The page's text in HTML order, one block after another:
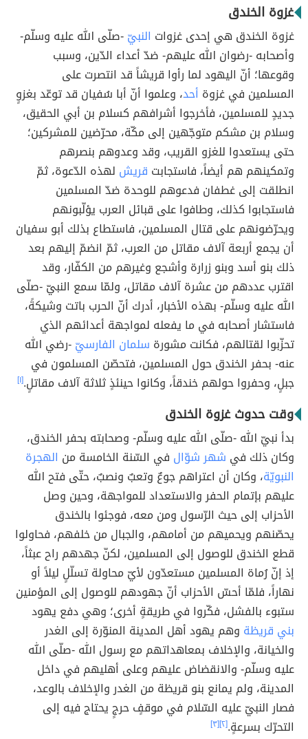
غزوة الخندق
غزوة الخندق هي إحدى غزوات النبيّ-صلّى الله عليه وسلّم-
وأصحابه -رضوان الله عليهم- ضدّ أعداء الدّين، وسبب
وقوعها؛ أنّ اليهود لما رأوا قريشاً قد انتصرت على
المسلمين في غزوة أحد، وعلموا أنّ أبا سُفيان قد توعّد بغزوٍ
جديدٍ للمسلمين، فأخرجوا أشرافهم كسلام بن أبي الحقيق،
وسلام بن مشكم متوجّهين إلى مكّة، محرّضين للمشركين؛
حتى يستعدوا للغزو القريب، وقد وعدوهم بنصرهم
وتمكينهم هم أيضاً، فاستجابت قريش لهذه الدّعوة، ثمّ
انطلقت إلى غطفان فدعوهم للوحدة ضدّ المسلمين
فاستجابوا كذلك، وطافوا على قبائل العرب يؤلّبونهم
ويحرّضونهم على قتال المسلمين، فاستطاع بذلك أبو سفيان
أن يجمع أربعة آلاف مقاتل من العرب، ثمّ انضمّ إليهم بعد
ذلك بنو أسد وبنو زرارة وأشجع وغيرهم من الكفّار، وقد
اقترب عددهم من عشرة آلاف مقاتل، ولمّا سمع النبيّ -صلّى
الله عليه وسلّم- بهذه الأخبار، أدرك أنّ الحرب باتت وشيكةً،
فاستشار أصحابه في ما يفعله لمواجهة أعدائهم الذي
تحزّبوا لقتالهم، فكانت مشورة سلمان الفارسيّ-رضي الله
عنه- بحفر الخندق حول المسلمين، فتحصّن المسلمون في
جبلٍ، وحفروا حولهم خندقاً، وكانوا حينئذٍ ثلاثة آلاف مقاتلٍ.[١]
وقت حدوث غزوة الخندق
بدأ نبيّ الله -صلّى الله عليه وسلّم- وصحابته بحفر الخندق،
وكان ذلك في شهر شوّال في السّنة الخامسة من الهجرة
النبويّة، وكان أن اعتراهم جوعٌ وتعبٌ ونصبٌ، حتّى فتح الله
عليهم بإتمام الحفر والاستعداد للمواجهة، وحين وصل
الأحزاب إلى حيث الرّسول ومن معه، فوجئوا بالخندق
يحصّنهم ويحميهم من أمامهم، والجبال من خلفهم، فحاولوا
قطع الخندق للوصول إلى المسلمين، لكنّ جهدهم راح عبثاً،
إذ إنّ رُماة المسلمين مستعدّون لأيّ محاولة تسلّلٍ ليلاً أو
نهاراً، فلمّا أحسّ الأحزاب أنّ جهودهم للوصول إلى المؤمنين
ستبوء بالفشل، فكّروا في طريقةٍ أخرى؛ وهي دفع يهود
بني قريظة وهم يهود أهل المدينة المنوّرة إلى الغدر
والخيانة، والإخلاف بمعاهداتهم مع رسول الله -صلّى الله
عليه وسلّم- والانقضاض عليهم وعلى أهليهم في داخل
المدينة، ولم يمانع بنو قريظة من الغدر والإخلاف بالوعد،
فصار النبيّ عليه السّلام في موقفٍ حرجٍ يحتاج فيه إلى
التحرّك بسرعةٍ.[٢] [٣]